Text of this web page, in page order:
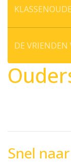
DE VRIENDEN
Snel naar